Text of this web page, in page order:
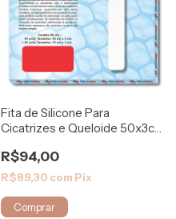
Fita de Silicone Para
Cicatrizes e Queloide 50x3cm
R$94,00
R$89,30 com Pix